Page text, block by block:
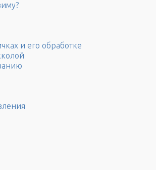
и его обработке